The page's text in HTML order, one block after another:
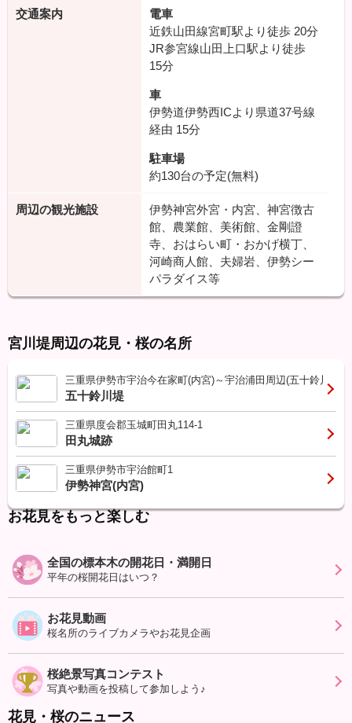
交通案内
電車
近鉄山田線宮町駅より徒歩 20分
JR参宮線山田上口駅より徒歩
15分
車
伊勢道伊勢西ICより県道37号線
経由 15分
駐車場
約130台の予定(無料)
周辺の観光施設
伊勢神宮外宮・内宮、神宮徴古
館、農業館、美術館、金剛證
寺、おはらい町・おかげ横丁、
河崎商人館、夫婦岩、伊勢シー
パラダイス等
宮川堤周辺の花見・桜の名所
三重県伊勢市宇治今在家町(内宮)～宇治浦田周辺(五十鈴川)一
五十鈴川堤
三重県度会郡玉城町田丸114-1
田丸城跡
三重県伊勢市宇治館町1
伊勢神宮(内宮)
お花見をもっと楽しむ
全国の標本木の開花日・満開日
平年の桜開花日はいつ？
お花見動画
桜名所のライブカメラやお花見企画
桜絶景写真コンテスト
写真や動画を投稿して参加しよう♪
花見・桜のニュース